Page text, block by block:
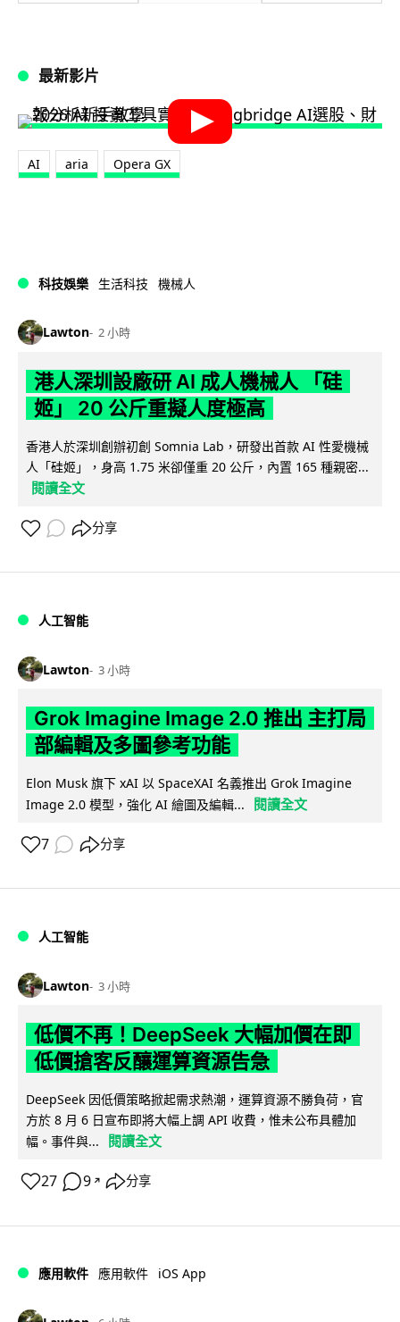
最新影片
AI aria Opera GX
科技娛樂 生活科技 機械人
Lawton 2 小時
港人深圳設廠研 AI 成人機械人 「硅
姬」 20 公斤重擬人度極高
香港人於深圳創辦初創 Somnia Lab，研發出首款 AI 性愛機械
人「硅姬」，身高 1.75 米卻僅重 20 公斤，內置 165 種親密...
閱讀全文
分享
人工智能
Lawton 3 小時
Grok Imagine Image 2.0 推出 主打局
部編輯及多圖參考功能
Elon Musk 旗下 xAI 以 SpaceXAI 名義推出 Grok Imagine
Image 2.0 模型，強化 AI 繪圖及編輯...
閱讀全文
7 分享
人工智能
Lawton 3 小時
低價不再！DeepSeek 大幅加價在即
低價搶客反釀運算資源告急
DeepSeek 因低價策略掀起需求熱潮，運算資源不勝負荷，官
方於 8 月 6 日宣布即將大幅上調 API 收費，惟未公布具體加
幅。事件與...
閱讀全文
27 9 ↗ 分享
應用軟件 應用軟件 iOS App